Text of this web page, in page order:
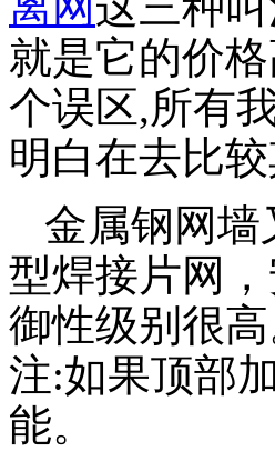
就是它的价
个误区,所有
明白在去比
金属钢网墙
型焊接片网
御性级别很
注:如果顶部
能。